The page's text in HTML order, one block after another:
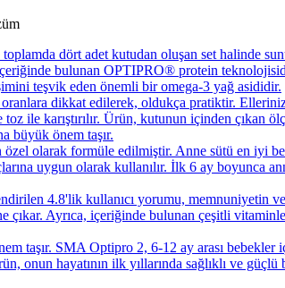
dört adet kutudan oluşan set halinde
bulunan OPTIPRO® protein
teşvik eden önemli bir omega-3 yağ asididir.
dikkat edilerek, oldukça pratiktir.
ile karıştırılır. Ürün, kutunun içinden çıkan
büyük önem taşır.
olarak formüle edilmiştir. Anne sütü en iyi
uygun olarak kullanılır. İlk 6 ay boyunca
4.8'lik kullanıcı yorumu, memnuniyetin
Ayrıca, içeriğinde bulunan çeşitli
taşır. SMA Optipro 2, 6-12 ay arası
hayatının ilk yıllarında sağlıklı ve